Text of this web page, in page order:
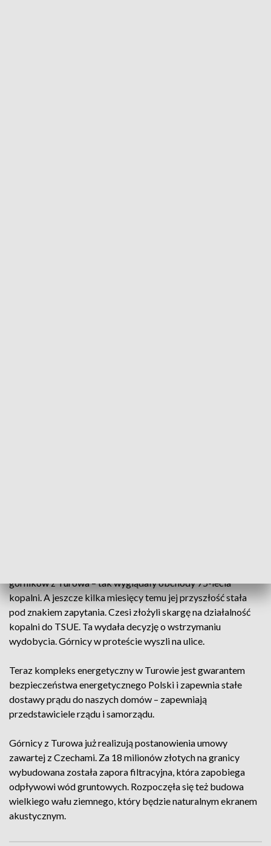
górników z Turowa – tak wyglądały obchody 75-lecia
kopalni. A jeszcze kilka miesięcy temu jej przyszłość stała
pod znakiem zapytania. Czesi złożyli skargę na działalność
kopalni do TSUE. Ta wydała decyzję o wstrzymaniu
wydobycia. Górnicy w proteście wyszli na ulice.
Teraz kompleks energetyczny w Turowie jest gwarantem
bezpieczeństwa energetycznego Polski i zapewnia stałe
dostawy prądu do naszych domów – zapewniają
przedstawiciele rządu i samorządu.
Górnicy z Turowa już realizują postanowienia umowy
zawartej z Czechami. Za 18 milionów złotych na granicy
wybudowana została zapora filtracyjna, która zapobiega
odpływowi wód gruntowych. Rozpoczęła się też budowa
wielkiego wału ziemnego, który będzie naturalnym ekranem
akustycznym.